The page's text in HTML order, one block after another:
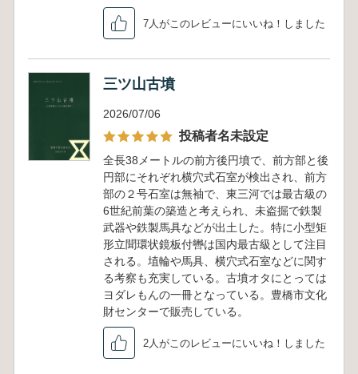
7人がこのレビューにいいね！しました
三ツ山古墳
2026/07/06
投稿者名未設定
全長38メートルの前方後円墳で、前方部と後
円部にそれぞれ横穴式石室が検出され、前方
部の２号石室は無袖で、東三河では最古級の
6世紀前葉の築造と考えられ、未盗掘で鉄製
武器や鉄製馬具などが出土した。特に小型矩
形立聞環状鏡板付轡は国内最古級として注目
される。埴輪や馬具、横穴式石室などに関す
る考察も充実している。古墳オタにとっては
ヨダレもんの一冊となっている。豊橋市文化
財センターで販売している。
2人がこのレビューにいいね！しました